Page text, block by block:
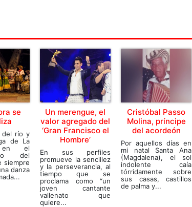
se
del río y
de La
en el
del
siempre
danza
Un merengue, el
valor agregado del
‘Gran Francisco el
Hombre’
En sus perfiles
promueve la sencillez
y la perseverancia, al
tiempo que se
proclama como “un
joven cantante
vallenato que
quiere...
Cristóbal Passo
Molina, príncipe
del acordeón
Por aquellos días en
mi natal Santa Ana
(Magdalena), el sol
indolente caía
tórridamente sobre
sus casas, castillos
de palma y...